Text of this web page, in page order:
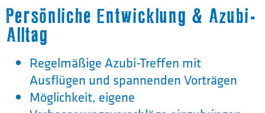
Persönliche Entwicklung & Azubi-
Alltag
Regelmäßige Azubi-Treffen mit
Ausflügen und spannenden Vorträgen
Möglichkeit, eigene